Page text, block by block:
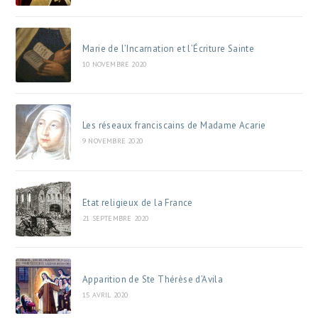
Marie de l’Incarnation et l’Écriture Sainte
10 NOVEMBRE 2020
Les réseaux franciscains de Madame Acarie
9 NOVEMBRE 2020
Etat religieux de la France
21 SEPTEMBRE 2020
Apparition de Ste Thérèse d’Avila
15 AVRIL 2020